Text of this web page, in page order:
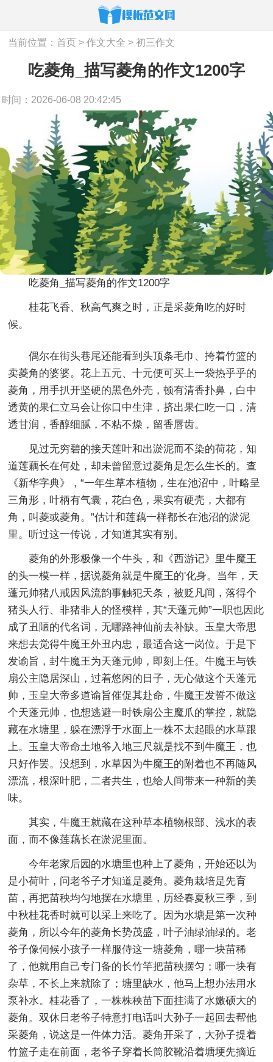
当前位置：首页 >作文大全 >初三作文
吃菱角_描写菱角的作文1200字
时间：2026-06-08 20:42:45
吃菱角_描写菱角的作文1200字
桂花飞香、秋高气爽之时，正是采菱角吃的好时
候。
偶尔在街头巷尾还能看到头顶条毛巾、挎着竹篮的
卖菱角的婆婆。花上五元、十元便可买上一袋热乎乎的
菱角，用手扒开坚硬的黑色外壳，顿有清香扑鼻，白中
透黄的果仁立马会让你口中生津，挤出果仁吃一口，清
透甘润，香醇细腻，不粘不燥，留香唇齿。
见过无穷碧的接天莲叶和出淤泥而不染的荷花，知
道莲藕长在何处，却未曾留意过菱角是怎么生长的。查
《新华字典》，“一年生草本植物，生在池沼中，叶略呈
三角形，叶柄有气囊，花白色，果实有硬壳，大都有
角，叫菱或菱角。”估计和莲藕一样都长在池沼的淤泥
里。听过这一传说，才知道其实有别。
菱角的外形极像一个牛头，和《西游记》里牛魔王
的头一模一样，据说菱角就是牛魔王的'化身。当年，天
蓬元帅猪八戒因风流韵事触犯天条，被贬凡间，落得个
猪头人行、非猪非人的怪模样，其“天蓬元帅”一职也因此
成了丑陋的代名词，无哪路神仙前去补缺。玉皇大帝思
来想去觉得牛魔王外丑内忠，最适合这一岗位。于是下
发谕旨，封牛魔王为天蓬元帅，即刻上任。牛魔王与铁
扇公主隐居深山，过着悠闲的日子，无心做这个天蓬元
帅，玉皇大帝多道谕旨催促其赴命，牛魔王发誓不做这
个天蓬元帅，也想逃避一时铁扇公主魔爪的掌控，就隐
藏在水塘里，躲在漂浮于水面上一株不太起眼的水草跟
上。玉皇大帝命土地爷入地三尺就是找不到牛魔王，也
只好作罢。没想到，水草因为牛魔王的附着也不再随风
漂流，根深叶肥，二者共生，也给人间带来一种新的美
味。
其实，牛魔王就藏在这种草本植物根部、浅水的表
面，而不像莲藕长在淤泥里面。
今年老家后园的水塘里也种上了菱角，开始还以为
是小荷叶，问老爷子才知道是菱角。菱角栽培是先育
苗，再把苗秧均匀地摆在水塘里，历经春夏秋三季，到
中秋桂花香时就可以采上来吃了。因为水塘是第一次种
菱角，所以今年的菱角长势茂盛，叶子油绿油绿的。老
爷子像伺候小孩子一样服侍这一塘菱角，哪一块苗稀
了，他就用自己专门备的长竹竿把苗秧摆匀；哪一块有
杂草，不长上来就除了；塘里缺水，他马上想办法用水
泵补水。桂花香了，一株株秧苗下面挂满了水嫩硕大的
菱角。双休日老爷子特意打电话叫大孙子一起回去帮他
采菱角，说这是一件体力活。菱角开采了，大孙子提着
竹篮子走在前面，老爷子穿着长筒胶靴沿着塘埂先摘近